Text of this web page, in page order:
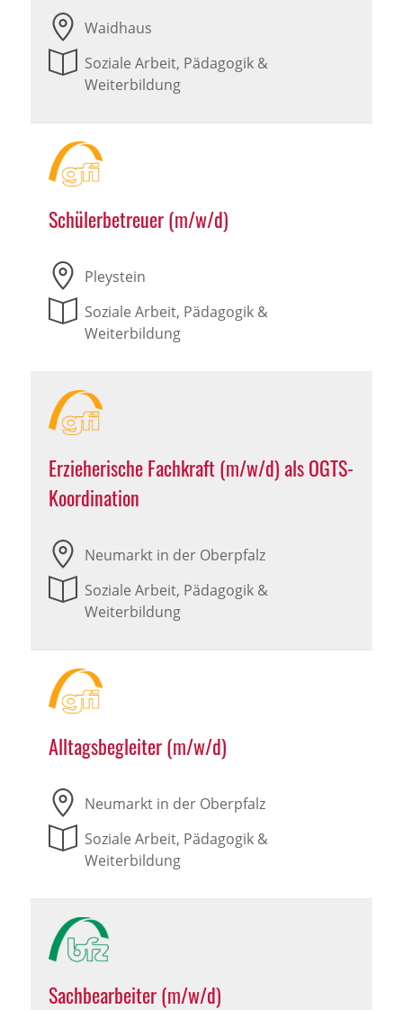
Waidhaus
Soziale Arbeit, Pädagogik &
Weiterbildung
Schülerbetreuer (m/w/d)
Pleystein
Soziale Arbeit, Pädagogik &
Weiterbildung
Erzieherische Fachkraft (m/w/d) als OGTS-
Koordination
Neumarkt in der Oberpfalz
Soziale Arbeit, Pädagogik &
Weiterbildung
Alltagsbegleiter (m/w/d)
Neumarkt in der Oberpfalz
Soziale Arbeit, Pädagogik &
Weiterbildung
Sachbearbeiter (m/w/d)